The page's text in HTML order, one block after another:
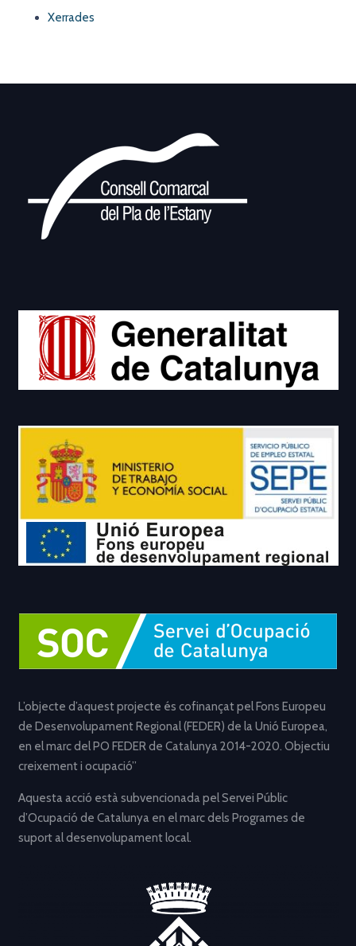
Xerrades
L’objecte d’aquest projecte és cofinançat pel Fons Europeu
de Desenvolupament Regional (FEDER) de la Unió Europea,
en el marc del PO FEDER de Catalunya 2014-2020. Objectiu
creixement i ocupació”
Aquesta acció està subvencionada pel Servei Públic
d’Ocupació de Catalunya en el marc dels Programes de
suport al desenvolupament local.